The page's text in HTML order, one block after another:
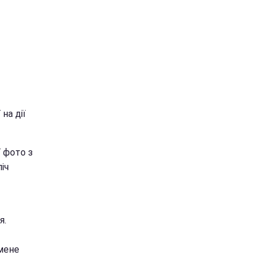
дії
фото з